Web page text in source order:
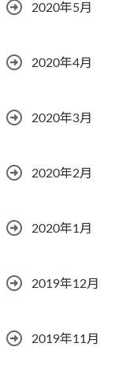
2020年5月
2020年4月
2020年3月
2020年2月
2020年1月
2019年12月
2019年11月